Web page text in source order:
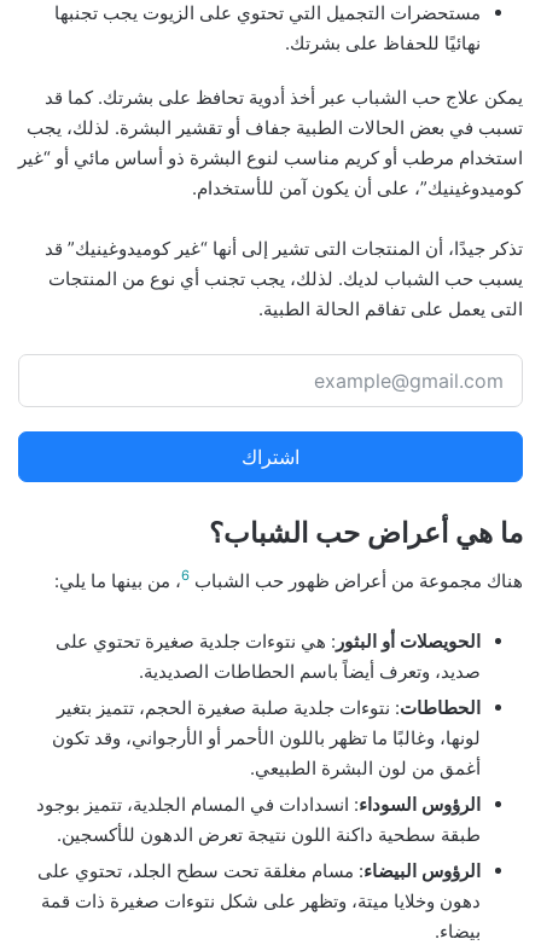
مستحضرات التجميل التي تحتوي على الزيوت يجب تجنبها
نهائيًا للحفاظ على بشرتك.
يمكن علاج حب الشباب عبر أخذ أدوية تحافظ على بشرتك. كما قد
تسبب في بعض الحالات الطبية جفاف أو تقشير البشرة. لذلك، يجب
استخدام مرطب أو كريم مناسب لنوع البشرة ذو أساس مائي أو “غير
كوميدوغينيك”، على أن يكون آمن للأستخدام.
تذكر جيدًا، أن المنتجات التى تشير إلى أنها “غير كوميدوغينيك” قد
يسبب حب الشباب لديك. لذلك، يجب تجنب أي نوع من المنتجات
التى يعمل على تفاقم الحالة الطبية.
اشتراك
ما هي أعراض حب الشباب؟
هناك مجموعة من أعراض ظهور حب الشباب 6، من بينها ما يلي:
الحويصلات أو البثور : هي نتوءات جلدية صغيرة تحتوي على
صديد، وتعرف أيضاً باسم الحطاطات الصديدية.
الحطاطات: نتوءات جلدية صلبة صغيرة الحجم، تتميز بتغير
لونها، وغالبًا ما تظهر باللون الأحمر أو الأرجواني، وقد تكون
أغمق من لون البشرة الطبيعي.
الرؤوس السوداء: انسدادات في المسام الجلدية، تتميز بوجود
طبقة سطحية داكنة اللون نتيجة تعرض الدهون للأكسجين.
الرؤوس البيضاء: مسام مغلقة تحت سطح الجلد، تحتوي على
دهون وخلايا ميتة، وتظهر على شكل نتوءات صغيرة ذات قمة
بيضاء.